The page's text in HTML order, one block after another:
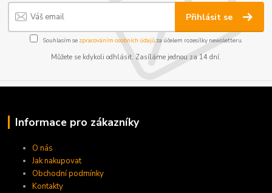
Přihlásit se
Souhlasím se zpracováním osobních údajůza účelem rozesílky newsletteru.
Můžete se kdykoli odhlásit. Zasíláme jednou za 14 dní.
Informace pro zákazníky
O nás
Jak nakupovat
Obchodní podmínky
Kontakty